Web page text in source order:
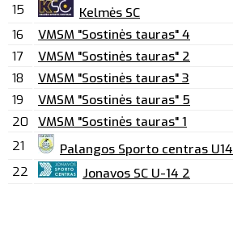
15
Kelmės SC
16
VMSM "Sostinės tauras" 4
17
VMSM "Sostinės tauras" 2
18
VMSM "Sostinės tauras" 3
19
VMSM "Sostinės tauras" 5
20
VMSM "Sostinės tauras" 1
21
Palangos Sporto centras U14
22
Jonavos SC U-14 2